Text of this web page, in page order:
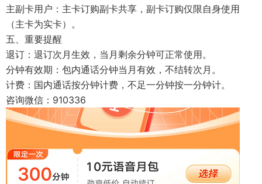
主副卡用户：主卡订购副卡共享，副卡订购仅限自身使用
（主卡为实卡）。
五、重要提醒
退订：退订次月生效，当月剩余分钟可正常使用。
分钟有效期：包内通话分钟当月有效，不结转次月。
计费：国内通话按分钟计费，不足一分钟按一分钟计。
咨询微信：910336